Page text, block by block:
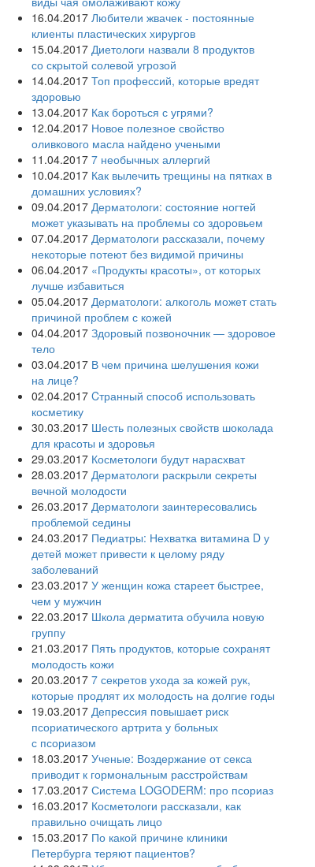
16.04.2017 Любители жвачек - постоянные
клиенты пластических хирургов
15.04.2017 Диетологи назвали 8 продуктов
со скрытой солевой угрозой
14.04.2017 Топ профессий, которые вредят
здоровью
13.04.2017 Как бороться с угрями?
12.04.2017 Новое полезное свойство
оливкового масла‍ найдено учеными
11.04.2017 7 необычных аллергий
10.04.2017 Как вылечить трещины на пятках в
домашних условиях?
09.04.2017 Дерматологи: состояние ногтей
может указывать на проблемы со здоровьем
07.04.2017 Дерматологи рассказали, почему
некоторые потеют без видимой причины
06.04.2017 «Продукты красоты», от которых
лучше избавиться
05.04.2017 Дерматологи: алкоголь может стать
причиной проблем с кожей
04.04.2017 Здоровый позвоночник — здоровое
тело
03.04.2017 В чем причина шелушения кожи
на лице?
02.04.2017 Cтранный способ использовать
косметику
30.03.2017 Шесть полезных свойств шоколада
для красоты и здоровья
29.03.2017 Косметологи будут нарасхват
28.03.2017 Дерматологи раскрыли секреты
вечной молодости
26.03.2017 Дерматологи заинтересовались
проблемой седины
24.03.2017 Педиатры: Нехватка витамина D у
детей может привести к целому ряду
заболеваний
23.03.2017 У женщин кожа стареет быстрее,
чем у мужчин
22.03.2017 Школа дерматита обучила новую
группу
21.03.2017 Пять продуктов, которые сохранят
молодость кожи
20.03.2017 7 секретов ухода за кожей рук,
которые продлят их молодость на долгие годы
19.03.2017 Депрессия повышает риск
псориатического артрита у больных
с псориазом
18.03.2017 Ученые: Воздержание от секса
приводит к гормональным расстройствам
17.03.2017 Система LOGODERM: про псориаз
16.03.2017 Косметологи рассказали, как
правильно очищать лицо
15.03.2017 По какой причине клиники
Петербурга теряют пациентов?